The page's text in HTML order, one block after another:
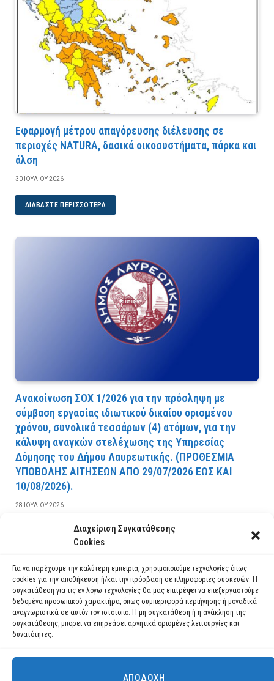
Διαχείριση Συγκατάθεσης
Cookies
Για να παρέχουμε την καλύτερη εμπειρία, χρησιμοποιούμε τεχνολογίες όπως
cookies για την αποθήκευση ή/και την πρόσβαση σε πληροφορίες συσκευών. Η
συγκατάθεση για τις εν λόγω τεχνολογίες θα μας επιτρέψει να επεξεργαστούμε
δεδομένα προσωπικού χαρακτήρα, όπως συμπεριφορά περιήγησης ή μοναδικά
αναγνωριστικά σε αυτόν τον ιστότοπο. Η μη συγκατάθεση ή η ανάκληση της
συγκατάθεσης, μπορεί να επηρεάσει αρνητικά ορισμένες λειτουργίες και
δυνατότητες.
ΑΠΟΔΟΧΉ
Εφαρμογή μέτρου απαγόρευσης διέλευσης σε
περιοχές NATURA, δασικά οικοσυστήματα, πάρκα και
άλση
30 ΙΟΥΛΊΟΥ 2026
ΔΙΑΒΆΣΤΕ ΠΕΡΙΣΣΌΤΕΡΑ
Ανακοίνωση ΣΟΧ 1/2026 για την πρόσληψη με
σύμβαση εργασίας ιδιωτικού δικαίου ορισμένου
χρόνου, συνολικά τεσσάρων (4) ατόμων, για την
κάλυψη αναγκών στελέχωσης της Υπηρεσίας
Δόμησης του Δήμου Λαυρεωτικής. (ΠPOΘEΣMIA
YΠOBOΛHΣ AITHΣEΩN AΠO 29/07/2026 EΩΣ KAI
10/08/2026).
28 ΙΟΥΛΊΟΥ 2026
ΔΙΑΒΆΣΤΕ ΠΕΡΙΣΣΌΤΕΡΑ